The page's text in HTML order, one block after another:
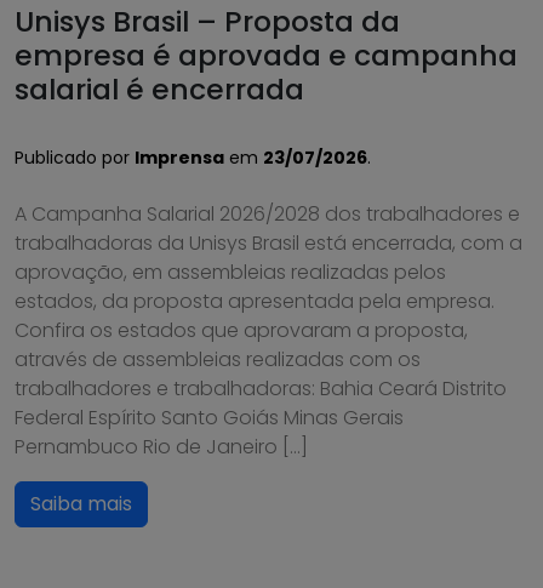
Unisys Brasil – Proposta da
empresa é aprovada e campanha
salarial é encerrada
Publicado por Imprensa em 23/07/2026.
A Campanha Salarial 2026/2028 dos trabalhadores e
trabalhadoras da Unisys Brasil está encerrada, com a
aprovação, em assembleias realizadas pelos
estados, da proposta apresentada pela empresa.
Confira os estados que aprovaram a proposta,
através de assembleias realizadas com os
trabalhadores e trabalhadoras: Bahia Ceará Distrito
Federal Espírito Santo Goiás Minas Gerais
Pernambuco Rio de Janeiro […]
Saiba mais